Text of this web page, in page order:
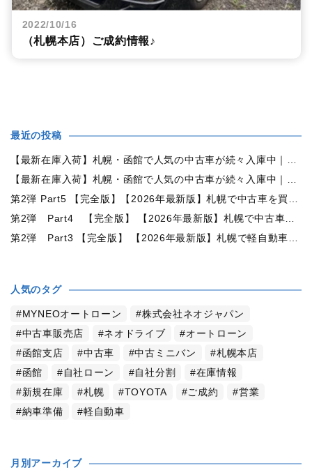
2022/10/16
（札幌本店）ご成約情報♪
最近の投稿
人気のタグ
MYNEOオートローン
株式会社ネオジャパン
中古車販売店
ネオドライブ
オートローン
函館支店
中古車 中古ミニバン
札幌本店
函館
自社ローン 自社分割
在庫情報
新規在庫
札幌 TOYOTA ご成約
営業
納車準備
軽自動車
月別アーカイブ